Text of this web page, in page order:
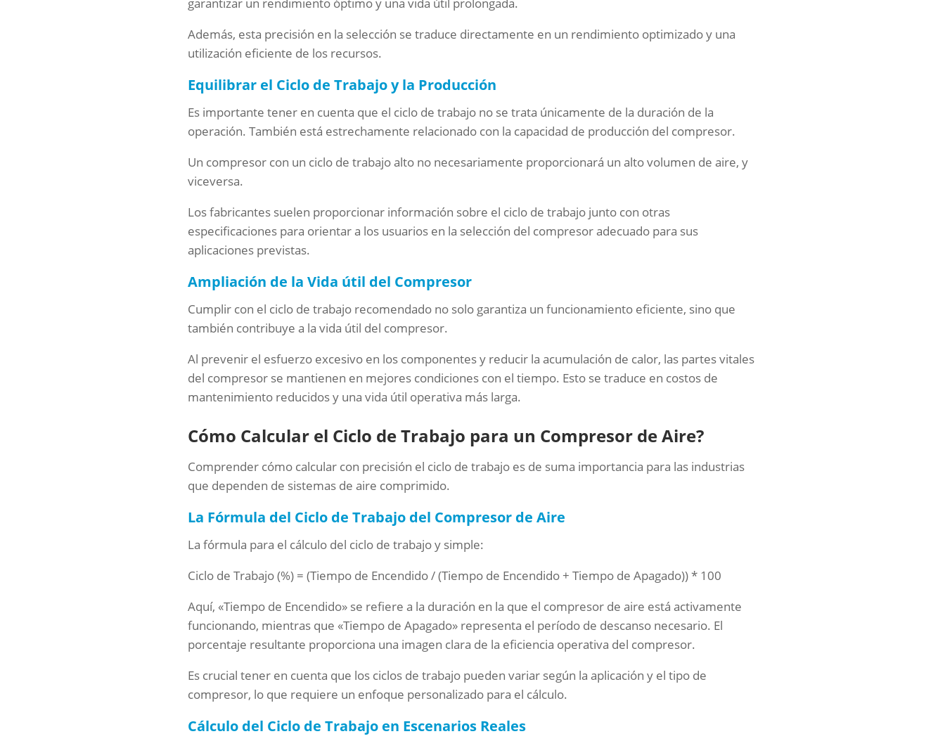
garantizar un rendimiento óptimo y una vida útil prolongada.
Además, esta precisión en la selección se traduce directamente en un rendimiento optimizado y una
utilización eficiente de los recursos.
Equilibrar el Ciclo de Trabajo y la Producción
Es importante tener en cuenta que el ciclo de trabajo no se trata únicamente de la duración de la
operación. También está estrechamente relacionado con la capacidad de producción del compresor.
Un compresor con un ciclo de trabajo alto no necesariamente proporcionará un alto volumen de aire, y
viceversa.
Los fabricantes suelen proporcionar información sobre el ciclo de trabajo junto con otras
especificaciones para orientar a los usuarios en la selección del compresor adecuado para sus
aplicaciones previstas.
Ampliación de la Vida útil del Compresor
Cumplir con el ciclo de trabajo recomendado no solo garantiza un funcionamiento eficiente, sino que
también contribuye a la vida útil del compresor.
Al prevenir el esfuerzo excesivo en los componentes y reducir la acumulación de calor, las partes vitales
del compresor se mantienen en mejores condiciones con el tiempo. Esto se traduce en costos de
mantenimiento reducidos y una vida útil operativa más larga.
Cómo Calcular el Ciclo de Trabajo para un Compresor de Aire?
Comprender cómo calcular con precisión el ciclo de trabajo es de suma importancia para las industrias
que dependen de sistemas de aire comprimido.
La Fórmula del Ciclo de Trabajo del Compresor de Aire
La fórmula para el cálculo del ciclo de trabajo y simple:
Ciclo de Trabajo (%) = (Tiempo de Encendido / (Tiempo de Encendido + Tiempo de Apagado)) * 100
Aquí, «Tiempo de Encendido» se refiere a la duración en la que el compresor de aire está activamente
funcionando, mientras que «Tiempo de Apagado» representa el período de descanso necesario. El
porcentaje resultante proporciona una imagen clara de la eficiencia operativa del compresor.
Es crucial tener en cuenta que los ciclos de trabajo pueden variar según la aplicación y el tipo de
compresor, lo que requiere un enfoque personalizado para el cálculo.
Cálculo del Ciclo de Trabajo en Escenarios Reales